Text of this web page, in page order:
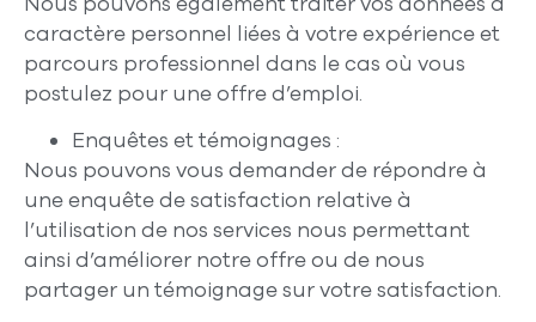
caractère personnel liées à votre expérience et
parcours professionnel dans le cas où vous
postulez pour une offre d’emploi.
Enquêtes et témoignages :
Nous pouvons vous demander de répondre à
une enquête de satisfaction relative à
l’utilisation de nos services nous permettant
ainsi d’améliorer notre offre ou de nous
partager un témoignage sur votre satisfaction.